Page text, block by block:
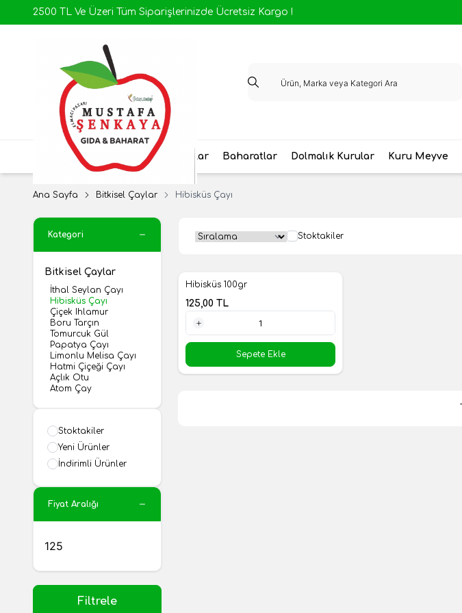
2500 TL Ve Üzeri Tüm Siparişlerinizde Ücretsiz Kargo !
Antep Yöresel Ev Yapımı Salçalar Baharatlar Dolmalık Kurular Kuru Meyve
Ana Sayfa Bitkisel Çaylar Hibisküs Çayı
Kategori
Bitkisel Çaylar
İthal Seylan Çayı
Hibisküs Çayı
Çiçek Ihlamur
Boru Tarçın
Tomurcuk Gül
Papatya Çayı
Limonlu Melisa Çayı
Hatmi Çiçeği Çayı
Açlık Otu
Atom Çay
Stoktakiler
Yeni Ürünler
İndirimli Ürünler
Fiyat Aralığı
Filtrele
Stoktakiler
Hibisküs 100gr
125,00 TL
1 Adet
Sepete Ekle